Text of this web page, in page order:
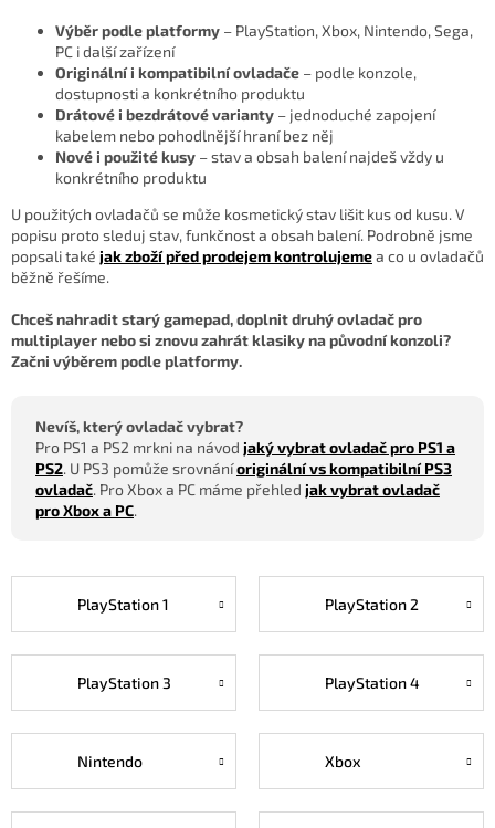
Výběr podle platformy – PlayStation, Xbox, Nintendo, Sega,
PC i další zařízení
Originální i kompatibilní ovladače – podle konzole,
dostupnosti a konkrétního produktu
Drátové i bezdrátové varianty – jednoduché zapojení
kabelem nebo pohodlnější hraní bez něj
Nové i použité kusy – stav a obsah balení najdeš vždy u
konkrétního produktu
U použitých ovladačů se může kosmetický stav lišit kus od kusu. V
popisu proto sleduj stav, funkčnost a obsah balení. Podrobně jsme
popsali také jak zboží před prodejem kontrolujemea co u ovladačů
běžně řešíme.
Chceš nahradit starý gamepad, doplnit druhý ovladač pro
multiplayer nebo si znovu zahrát klasiky na původní konzoli?
Začni výběrem podle platformy.
Nevíš, který ovladač vybrat?
Pro PS1 a PS2 mrkni na návod jaký vybrat ovladač pro PS1 a
PS2. U PS3 pomůže srovnáníoriginální vs kompatibilní PS3
ovladač. Pro Xbox a PC máme přehled jak vybrat ovladač
pro Xbox a PC.
PlayStation 1 PlayStation 2
PlayStation 3 PlayStation 4
Nintendo Xbox